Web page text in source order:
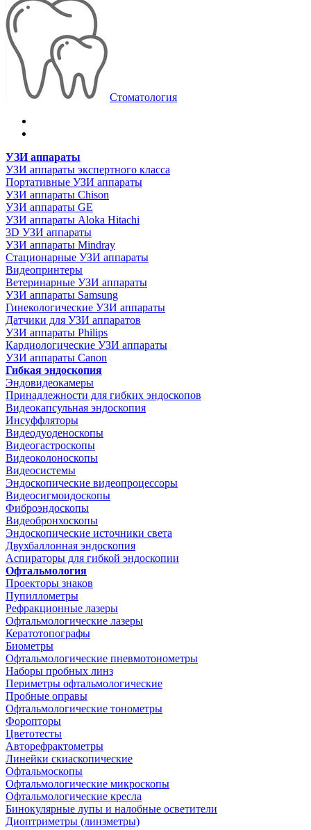
Стоматология
УЗИ аппараты
УЗИ аппараты экспертного класса
Портативные УЗИ аппараты
УЗИ аппараты Chison
УЗИ аппараты GE
УЗИ аппараты Aloka Hitachi
3D УЗИ аппараты
УЗИ аппараты Mindray
Стационарные УЗИ аппараты
Видеопринтеры
Ветеринарные УЗИ аппараты
УЗИ аппараты Samsung
Гинекологические УЗИ аппараты
Датчики для УЗИ аппаратов
УЗИ аппараты Philips
Кардиологические УЗИ аппараты
УЗИ аппараты Canon
Гибкая эндоскопия
Эндовидеокамеры
Принадлежности для гибких эндоскопов
Видеокапсульная эндоскопия
Инсуффляторы
Видеодуоденоскопы
Видеогастроскопы
Видеоколоноскопы
Видеосистемы
Эндоскопические видеопроцессоры
Видеосигмоидоскопы
Фиброэндоскопы
Видеобронхоскопы
Эндоскопические источники света
Двухбаллонная эндоскопия
Аспираторы для гибкой эндоскопии
Офтальмология
Проекторы знаков
Пупиллометры
Рефракционные лазеры
Офтальмологические лазеры
Кератотопографы
Биометры
Офтальмологические пневмотонометры
Наборы пробных линз
Периметры офтальмологические
Пробные оправы
Офтальмологические тонометры
Форопторы
Цветотесты
Авторефрактометры
Линейки скиаскопические
Офтальмоскопы
Офтальмологические микроскопы
Офтальмологические кресла
Бинокулярные лупы и налобные осветители
Диоптриметры (линзметры)